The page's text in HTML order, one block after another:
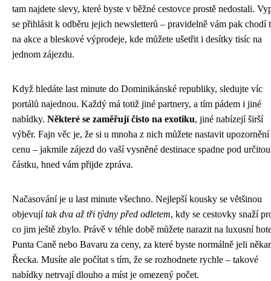
tam najdete slevy, které byste v běžné cestovce prostě nedostali.
se přihlásit k odběru jejich newsletterů – pravidelně vám pak chodí
na akce a bleskové výprodeje, kde můžete ušetřit i desítky tisíc na
jednom zájezdu.
Když hledáte last minute do Dominikánské republiky, sledujte víc
portálů najednou. Každý má totiž jiné partnery, a tím pádem i jiné
nabídky. Některé se zaměřují čisto na exotiku, jiné nabízejí širší
výběr. Fajn věc je, že si u mnoha z nich můžete nastavit upozornění
cenu – jakmile zájezd do vaší vysněné destinace spadne pod určitou
částku, hned vám přijde zpráva.
Načasování je u last minute všechno. Nejlepší kousky se většinou
objevujítak dva až tři týdny před odletem, kdy se cestovky snaží
co jim ještě zbylo. Právě v téhle době můžete narazit na luxusní
Punta Caně nebo Bavaru za ceny, za které byste normálně jeli
Řecka. Musíte ale počítat s tím, že se rozhodnete rychle – takové
nabídky netrvají dlouho a míst je omezený počet.